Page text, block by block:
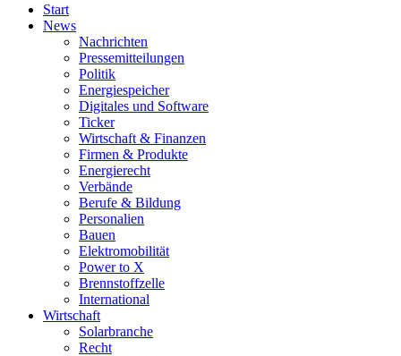
Start
News
Nachrichten
Pressemitteilungen
Politik
Energiespeicher
Digitales und Software
Ticker
Wirtschaft & Finanzen
Firmen & Produkte
Energierecht
Verbände
Berufe & Bildung
Personalien
Bauen
Elektromobilität
Power to X
Brennstoffzelle
International
Wirtschaft
Solarbranche
Recht